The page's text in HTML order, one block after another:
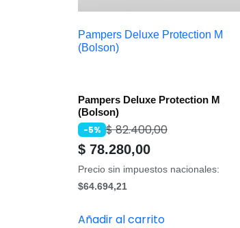
Pampers Deluxe Protection M
(Bolson)
Pampers Deluxe Protection M
(Bolson)
-5% $82.400,00
$ 78.280,00
Precio sin impuestos nacionales:
$64.694,21
Añadir al carrito